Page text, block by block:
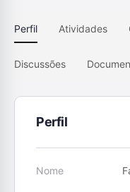
Perfil Atividades
Discussões
Perfil
Nome